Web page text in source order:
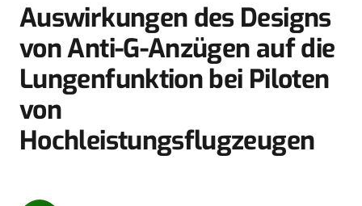
Auswirkungen des Designs
von Anti-G-Anzügen auf die
Lungenfunktion bei Piloten
von
Hochleistungsflugzeugen